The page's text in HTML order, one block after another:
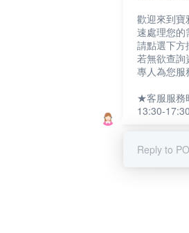
歡迎來到寶
速處理您的
請點選下方
若無欲查詢
專人為您服
★客服服務
13:30-
Reply to